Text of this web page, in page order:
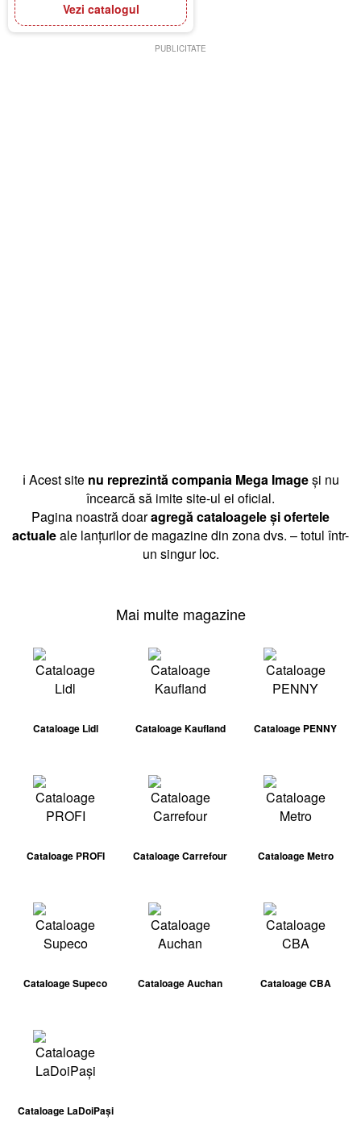
Vezi catalogul
PUBLICITATE
ℹ️ Acest site nu reprezintă compania Mega Imageși nu
încearcă să imite site-ul ei oficial.
Pagina noastră doaragregă cataloagele și ofertele
actualeale lanțurilor de magazine din zona dvs. – totul într-
un singur loc.
Mai multe magazine
Cataloage Lidl Cataloage Kaufland Cataloage PENNY
Cataloage PROFI Cataloage Carrefour Cataloage Metro
Cataloage Supeco Cataloage Auchan Cataloage CBA
Cataloage LaDoiPași